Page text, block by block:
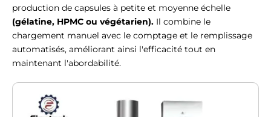
production de capsules à petite et moyenne échelle
(gélatine, HPMC ou végétarien). Il combine le
chargement manuel avec le comptage et le remplissage
automatisés, améliorant ainsi l'efficacité tout en
maintenant l'abordabilité.